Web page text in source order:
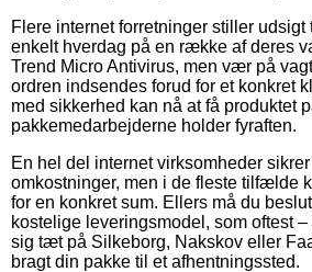
Flere internet forretninger stiller udsigt
enkelt hverdag på en række af deres
Trend Micro Antivirus, men vær på
ordren indsendes forud for et konkret
med sikkerhed kan nå at få produktet
pakkemedarbejderne holder fyraften.
En hel del internet virksomheder
omkostninger, men i de fleste tilfælde
for en konkret sum. Ellers må du
kostelige leveringsmodel, som oftest
sig tæt på Silkeborg, Nakskov eller
bragt din pakke til et afhentningssted.